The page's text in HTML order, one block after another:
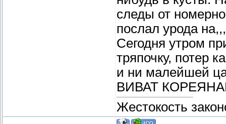
следы от
послал урода
Сегодня утром
тряпочку, потер
и ни малейшей
ВИВАТ
Жестокость